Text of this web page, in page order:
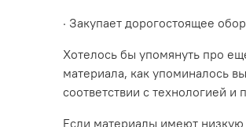
· Закупает дорогостоящее
Хотелось бы упомянуть про
материала, как упоминалось
соответствии с технологией
Если материалы имеют низкую